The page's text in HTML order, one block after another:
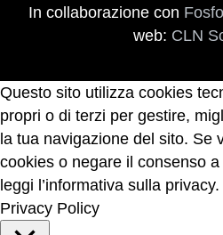
Questo materiale se
ampiamente incrementare
impatto diretto sul tuo futuro
emozionale, economico, e
esposti in queste pagine, in
possono realmente
dovrebbero essere applicati
tua attività professionale sia
Scarica
In collaborazione con
web: CLN
Questo sito utilizza cookies
propri o di terzi per gestire,
la tua navigazione del sito. Se
cookies o negare il consenso
leggi l’informativa sulla privacy.
Privacy Policy